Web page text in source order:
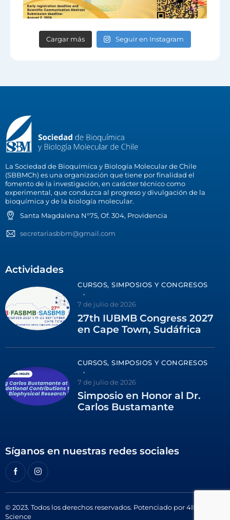
Cargar más Seguir en Instagram
La Sociedad de Bioquímica y Biología Molecular de Chile
(SBBMCh) es una organización que tiene por finalidad el
fomento de la investigación, en carácter técnico como
experimental, que conduzca al progreso y divulgación de la
bioquímica y de la biología molecular.
Santa Magdalena N°75, Of. 304, Providencia
secretariasbbm@gmail.com
Actividades
CURSOS, SIMPOSIOS Y CONGRESOS
7 de julio de 2026
27th IUBMB Congress 2027
en Cape Town, Sudáfrica
CURSOS, SIMPOSIOS Y CONGRESOS
7 de julio de 2026
Simposio en Honor al Dr.
Carlos Bustamante
Síganos en nuestras redes sociales
© 2023. Todos los derechos reservados. Potenciado por4ID
Science